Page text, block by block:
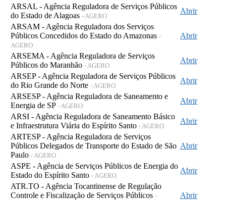
ARSAL - Agência Reguladora de Serviços Públicos
do Estado de Alagoas - AGERO
Abrir
ARSAM - Agência Reguladora dos Serviços
Públicos Concedidos do Estado do Amazonas -
AGERO
Abrir
ARSEMA - Agência Reguladora de Serviços
Públicos do Maranhão - AGERO
Abrir
ARSEP - Agência Reguladora de Serviços Públicos
do Rio Grande do Norte - AGERO
Abrir
ARSESP - Agência Reguladora de Saneamento e
Energia de SP - AGERO
Abrir
ARSI - Agência Reguladora de Saneamento Básico
e Infraestrutura Viária do Espírito Santo - AGERO
Abrir
ARTESP - Agência Reguladora de Serviços
Públicos Delegados de Transporte do Estado de São
Paulo - AGERO
Abrir
ASPE - Agência de Serviços Públicos de Energia do
Estado do Espírito Santo - AGERO
Abrir
ATR.TO - Agência Tocantinense de Regulação
Controle e Fiscalização de Serviços Públicos -
Abrir